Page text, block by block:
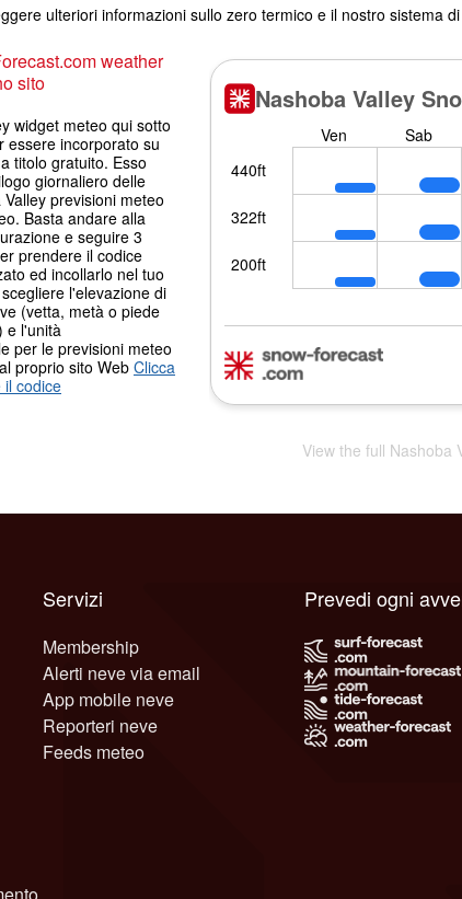
ulteriori informazioni sullo zero termico e il nostro sistema
weather
sito
widget meteo qui sotto
essere incorporato su
titolo gratuito. Esso
giornaliero delle
previsioni meteo
Basta andare alla
e seguire 3
prendere il codice
ed incollarlo nel tuo
l'elevazione di
(vetta, metà o piede
e l'unità
per le previsioni meteo
proprio sito Web Clicca
codice
View the full Nashoba
Servizi
Membership
Alerti neve via email
App mobile neve
Reporteri neve
Feeds meteo
Prevedi ogni